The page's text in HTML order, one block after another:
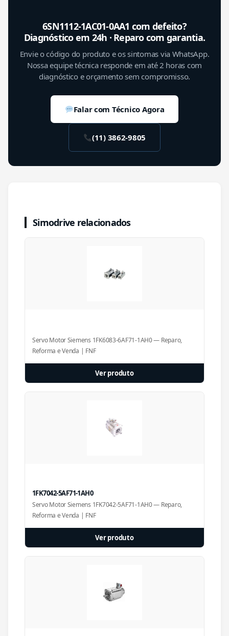
6SN1112-1AC01-0AA1 com defeito?
Diagnóstico em 24h · Reparo com garantia.
Envie o código do produto e os sintomas via WhatsApp.
Nossa equipe técnica responde em até 2 horas com
diagnóstico e orçamento sem compromisso.
Falar com Técnico Agora
(11) 3862-9805
Simodrive relacionados
Servo Motor Siemens 1FK6083-6AF71-1AH0 — Reparo,
Reforma e Venda | FNF
Ver produto
1FK7042-5AF71-1AH0
Servo Motor Siemens 1FK7042-5AF71-1AH0 — Reparo,
Reforma e Venda | FNF
Ver produto